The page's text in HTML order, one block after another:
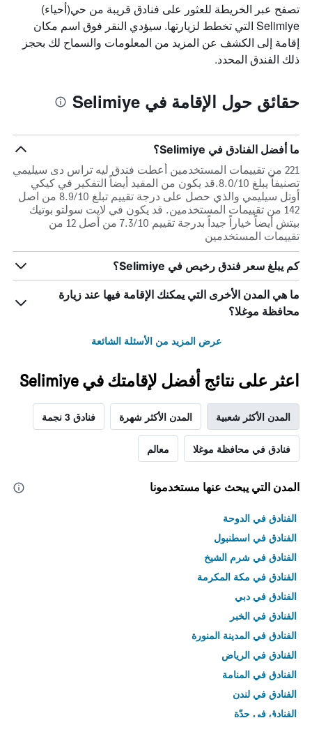
تصفح عبر الخريطة للعثور على فنادق قريبة من حي(أحياء)
Selimiye التي تخطط لزيارتها. سيؤدي النقر فوق اسم مكان
إقامة إلى الكشف عن المزيد من المعلومات والسماح لك بحجز
ذلك الفندق المحدد.
حقائق حول الإقامة في Selimiye
ما أفضل الفنادق في Selimiye؟
221 من تقييمات المستخدمين أعطت فندق ليه تراس دى سيليمي
تصنيفاً يبلغ 8.0/10.قد يكون من المفيد أيضاً التفكير في كيكي
أوتل سيليمي والذي حصل على درجة تقييم تبلغ 8.9/10 من اصل
142 من تقييمات المستخدمين. قد يكون في لايت سولتو بوتيك
بيتش أيضاً خياراً جيداً بدرجة تقييم 7.3/10 من أصل 12 من
تقييمات المستخدمين
كم يبلغ سعر فندق رخيص في Selimiye؟
ما هي المدن الأخرى التي يمكنك الإقامة فيها عند زيارة
محافظة موغلا؟
عرض المزيد من الأسئلة الشائعة
اعثر على نتائج أفضل لإقامتك في Selimiye
المدن الأكثر شعبية المدن الأكثر شهرة فنادق 3 نجمة
فنادق في محافظة موغلا معالم
المدن التي يبحث عنها مستخدمونا
الفنادق في الدوحة
الفنادق في اسطنبول
الفنادق في شرم الشيخ
الفنادق في مكة المكرمة
الفنادق في دبي
الفنادق في الخبر
الفنادق في المدينة المنورة
الفنادق في الرياض
الفنادق في المنامة
الفنادق في لندن
الفنادق في جدّة